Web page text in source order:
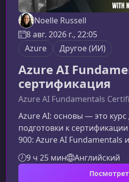
Noelle Russell
8 авг. 2026 г., 22:05
Azure
Другое (ИИ)
Azure AI
сертификация
Azure AI Fundamentals
Azure AI: основы — это
подготовки к
900: Azure AI Fundamentals
ключевыми возможностями
интеллекта в облаке
разберёте основные AI
9 ч 25 мин Английский